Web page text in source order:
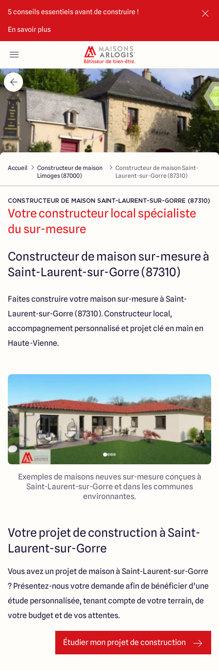
5 conseils essentiels avant de construire !
En savoir plus
Nos maisons
Nos annonces
Votre projet
Maisons ARLOGIS Limoges
14 Rue Léonard Trompillon
87100 Limoges
4.4 4.8
Accueil
Constructeur de maison
Limoges (87000)
Constructeur de maison Saint-
Laurent-sur-Gorre (87310)
CONSTRUCTEUR DE MAISON SAINT-LAURENT-SUR-GORRE (87310)
Votre constructeur local spécialiste
du sur-mesure
Constructeur de maison sur-mesure à
Saint-Laurent-sur-Gorre (87310)
Faites construire votre maison sur-mesure à Saint-
Laurent-sur-Gorre (87310). Constructeur local,
accompagnement personnalisé et projet clé en main en
Haute-Vienne.
Exemples de maisons neuves sur-mesure conçues à
Saint-Laurent-sur-Gorre et dans les communes
environnantes.
Votre projet de construction à Saint-
Laurent-sur-Gorre
Vous avez un projet de maison à Saint-Laurent-sur-Gorre
? Présentez-nous votre demande afin de bénéficier d’une
étude personnalisée, tenant compte de votre terrain, de
votre budget et de vos attentes.
Étudier mon projet de construction